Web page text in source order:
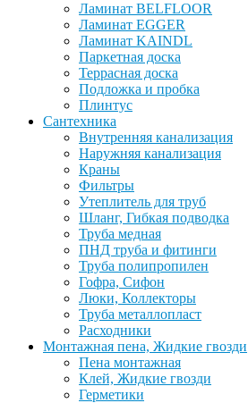
Ламинат BELFLOOR
Ламинат EGGER
Ламинат KAINDL
Паркетная доска
Террасная доска
Подложка и пробка
Плинтус
Сантехника
Внутренняя канализация
Наружняя канализация
Краны
Фильтры
Утеплитель для труб
Шланг, Гибкая подводка
Труба медная
ПНД труба и фитинги
Труба полипропилен
Гофра, Сифон
Люки, Коллекторы
Труба металлопласт
Расходники
Монтажная пена, Жидкие гвозди
Пена монтажная
Клей, Жидкие гвозди
Герметики